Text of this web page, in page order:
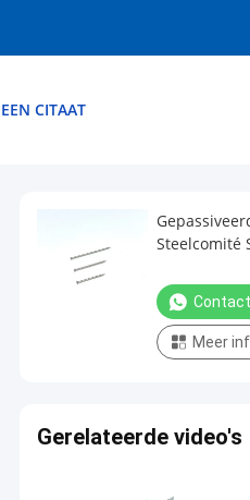
CITAAT
Steelcomité
Meer
Gerelateerde video's